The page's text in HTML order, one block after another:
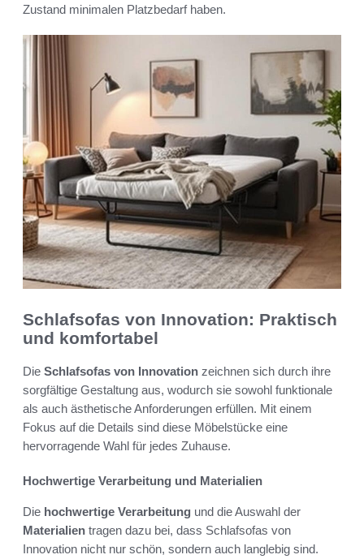
Zustand minimalen Platzbedarf haben.
Schlafsofas von Innovation: Praktisch
und komfortabel
Die Schlafsofas von Innovation zeichnen sich durch ihre
sorgfältige Gestaltung aus, wodurch sie sowohl funktionale
als auch ästhetische Anforderungen erfüllen. Mit einem
Fokus auf die Details sind diese Möbelstücke eine
hervorragende Wahl für jedes Zuhause.
Hochwertige Verarbeitung und Materialien
Die hochwertige Verarbeitung und die Auswahl der
Materialien tragen dazu bei, dass Schlafsofas von
Innovation nicht nur schön, sondern auch langlebig sind.